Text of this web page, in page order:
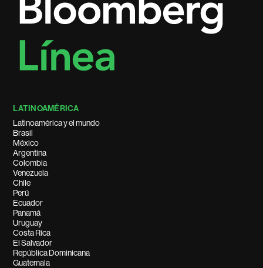
LATINOAMÉRICA
Latinoamérica y el mundo
Brasil
México
Argentina
Colombia
Venezuela
Chile
Perú
Ecuador
Panamá
Uruguay
Costa Rica
El Salvador
República Dominicana
Guatemala